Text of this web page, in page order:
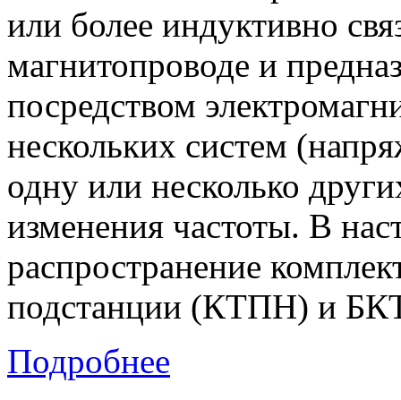
или более индуктивно
магнитопроводе и
посредством
нескольких систем
одну или несколько
изменения частоты. В
распространение
подстанции (КТПН) и
Подробнее